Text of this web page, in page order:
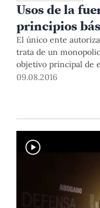
Usos de la
principios
El único ente
trata de un
objetivo principal de
y el orden público.
académica y de
aproxima a los
del uso de la fuerza
09.08.2016